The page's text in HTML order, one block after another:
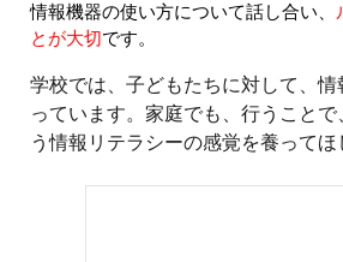
情報機器の使い方について話し合い、
とが大切です。
学校では、子どもたちに対して、
っています。家庭でも、行うこと
う情報リテラシーの感覚を養ってほ